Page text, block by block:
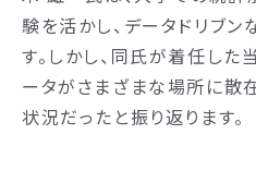
験を活かし、データドリブ
す。しかし、同氏が着任した
ータがさまざまな場所に散
状況だったと振り返ります。